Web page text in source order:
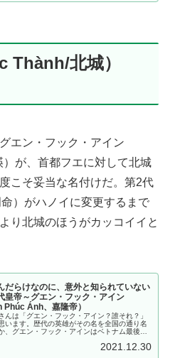
Thành/北城）
エン・フック・アイン
）が、首都フエに対して北城
こそ妥当な名付けだ。第2代
）がハノイに変更するまで
り北城のほうがカッコイイと
だらけなのに、意外と知られていない
皇帝～グエン・フック・アイン
Phúc Ánh、嘉隆帝）
んは「グエン・フック・アイン？誰それ？」
います。歴代の英雄がその名を全国の通り名
、グエン・フック・アインはベトナム最後の
2021.12.30